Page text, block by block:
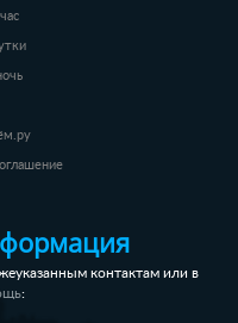
контактам или в
: